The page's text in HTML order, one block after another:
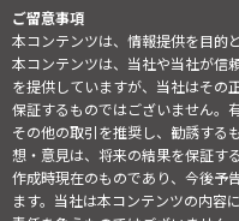
ご留意事項
本コンテンツは、情報提供を目的
本コンテンツは、当社や当社が信
を提供していますが、当社はその
保証するものではございません。
その他の取引を推奨し、勧誘する
想・意見は、将来の結果を保証す
作成時現在のものであり、今後予
ます。当社は本コンテンツの内容